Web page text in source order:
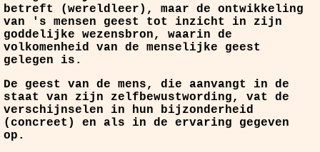
betreft (wereldleer), maar de ontwikkeling
van 's mensen geest tot inzicht in zijn
goddelijke wezensbron, waarin de
volkomenheid van de menselijke geest
gelegen is.
De geest van de mens, die aanvangt in de
staat van zijn zelfbewustwording, vat de
verschijnselen in hun bijzonderheid
(concreet) en als in de ervaring gegeven
op.